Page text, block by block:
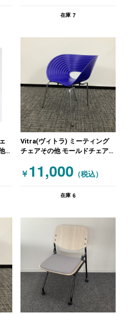
在庫 7
Vitra(ヴィトラ) ミーティング
チェアその他 モールドチェア
￥ 11,000 （税込）
在庫 6